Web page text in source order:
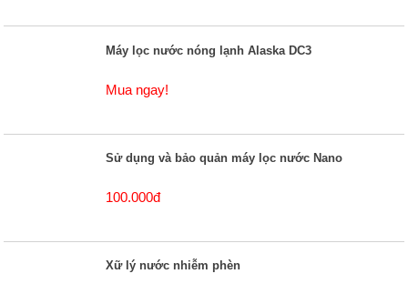
Máy lọc nước nóng lạnh Alaska DC3
Mua ngay!
Sử dụng và bảo quản máy lọc nước Nano
100.000đ
Xữ lý nước nhiễm phèn